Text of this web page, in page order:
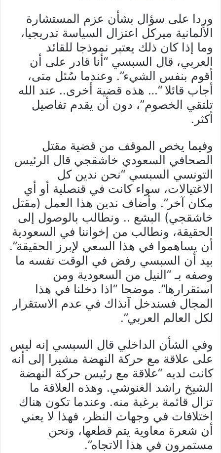
وردا على سؤال بشأن عزم المستشارة
الألمانية ميركل اعتزال السياسة تدريجيا،
وما إذا كان ذلك يعتبر نموذجا للقائد
العربي، قال السبسي “أنا قادر على أن
أقوم بنفس الشيء”. وعندما سُئل متى،
أجاب قائلا “… هذه قضية أخرى.. عند الله
تلتقي الخصوم”، دون أن يقدم تفاصيل
أكثر.
وفيما يخص الموقف من قضية مقتل
الصحافي السعودي خاشقجي قال الرئيس
التونسي السبسي “نحن ندين كل
الاغتيالات، سواء كانت في قنصلية أو أي
مكان آخر”. وأضاف ندين هذا العمل (مقتل
خاشقجي) البشع .. ونطالب بالوصول إلى
الحقيقة، ونطالب من إخواننا في السعودية
أن يساهموا في هذا السعي لإبرز الحقيقة”.
بيد أن السبسي رفض في الوقت نفسه ما
وصفه بـ “النيل من السعودية ومن
استقرارها”. موضحا “اذا دخلنا في هذا
المجال فسندخل آنذاك في عدم الاستقرار
لكل العالم العربي”.
وفي الشأن الداخلي قال السبسي إنه ليس
على علاقة مع حركة النهضة مشيرا إلى أنه
كانت لديه “علاقة مع رئيس حركة النهضة
الشيخ راشد الغنوشي. وهذه العلاقة ما
تزال قائمة برغبة منه. وعندما تكون هناك
اختلافات في وجهات النظر، فهذا لا يعني
أن شعرة معاوية يتم قطعها، ونحن
مستمرون في هذا الاتجاه”.